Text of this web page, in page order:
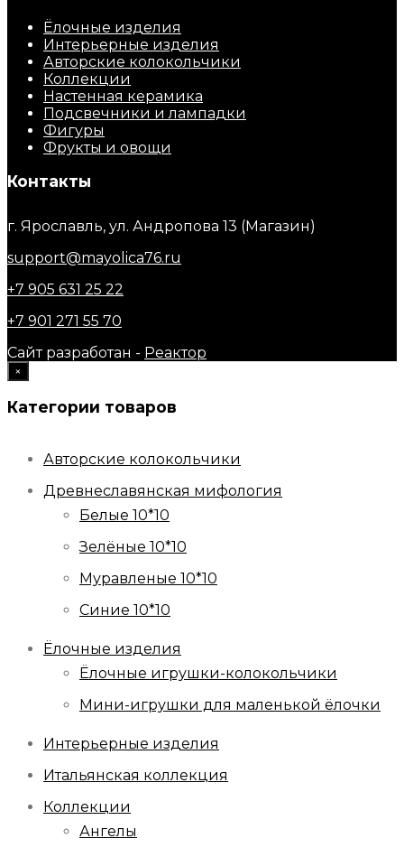
Ёлочные изделия
Интерьерные изделия
Авторские колокольчики
Коллекции
Настенная керамика
Подсвечники и лампадки
Фигуры
Фрукты и овощи
Контакты
г. Ярославль, ул. Андропова 13 (Магазин)
support@mayolica76.ru
+7 905 631 25 22
+7 901 271 55 70
Сайт разработан - Реактор
×
Категории товаров
Авторские колокольчики
Древнеславянская мифология
Белые 10*10
Зелёные 10*10
Муравленые 10*10
Синие 10*10
Ёлочные изделия
Ёлочные игрушки-колокольчики
Мини-игрушки для маленькой ёлочки
Интерьерные изделия
Итальянская коллекция
Коллекции
Ангелы